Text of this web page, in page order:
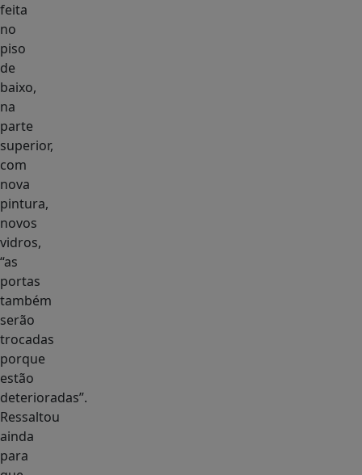
feita
no
piso
de
baixo,
na
parte
superior,
com
nova
pintura,
novos
vidros,
“as
portas
também
serão
trocadas
porque
estão
deterioradas”.
Ressaltou
ainda
para